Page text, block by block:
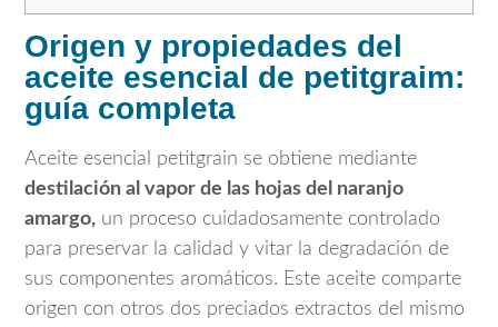
Origen y propiedades del
aceite esencial de petitgraim:
guía completa
Aceite esencial petitgrain se obtiene mediante
destilación al vapor de las hojas del naranjo
amargo, un proceso cuidadosamente controlado
para preservar la calidad y vitar la degradación de
sus componentes aromáticos. Este aceite comparte
origen con otros dos preciados extractos del mismo